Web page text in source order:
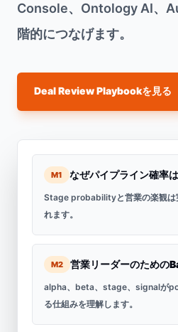
Console、Ontology AI、
階的につなげます。
Deal Review Playbookを見る
M1 なぜパイプライン確率
Stage probabilityと営業の楽観は
れます。
M2 営業リーダーのための
alpha、beta、stage、signalが
る仕組みを理解します。